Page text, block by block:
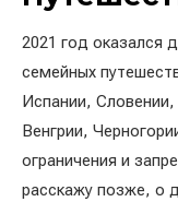
2021 год оказался
семейных
Испании,
Венгрии,
ограничения и
расскажу позже, о